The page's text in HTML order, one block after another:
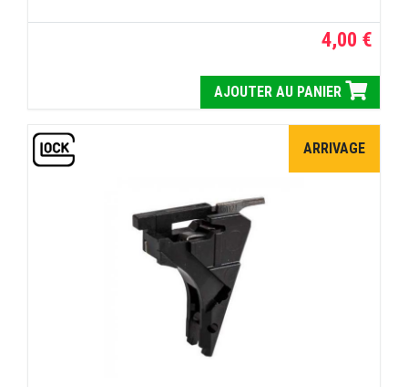
4,00 €
AJOUTER AU PANIER
ARRIVAGE